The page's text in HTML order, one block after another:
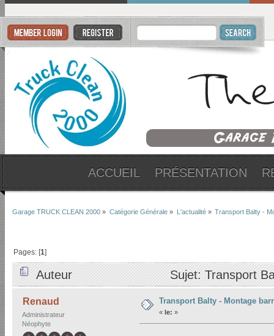
ACCUEIL PRÉSENTATION
Garage TRUCK CLEAN 2000 » Catégorie Générale » L'actualité» Transport Balty -
Pages: [1]
Auteur Sujet: Transport
Renaud
Administrateur
Néophyte
Transport Balty - Montage
« le: »